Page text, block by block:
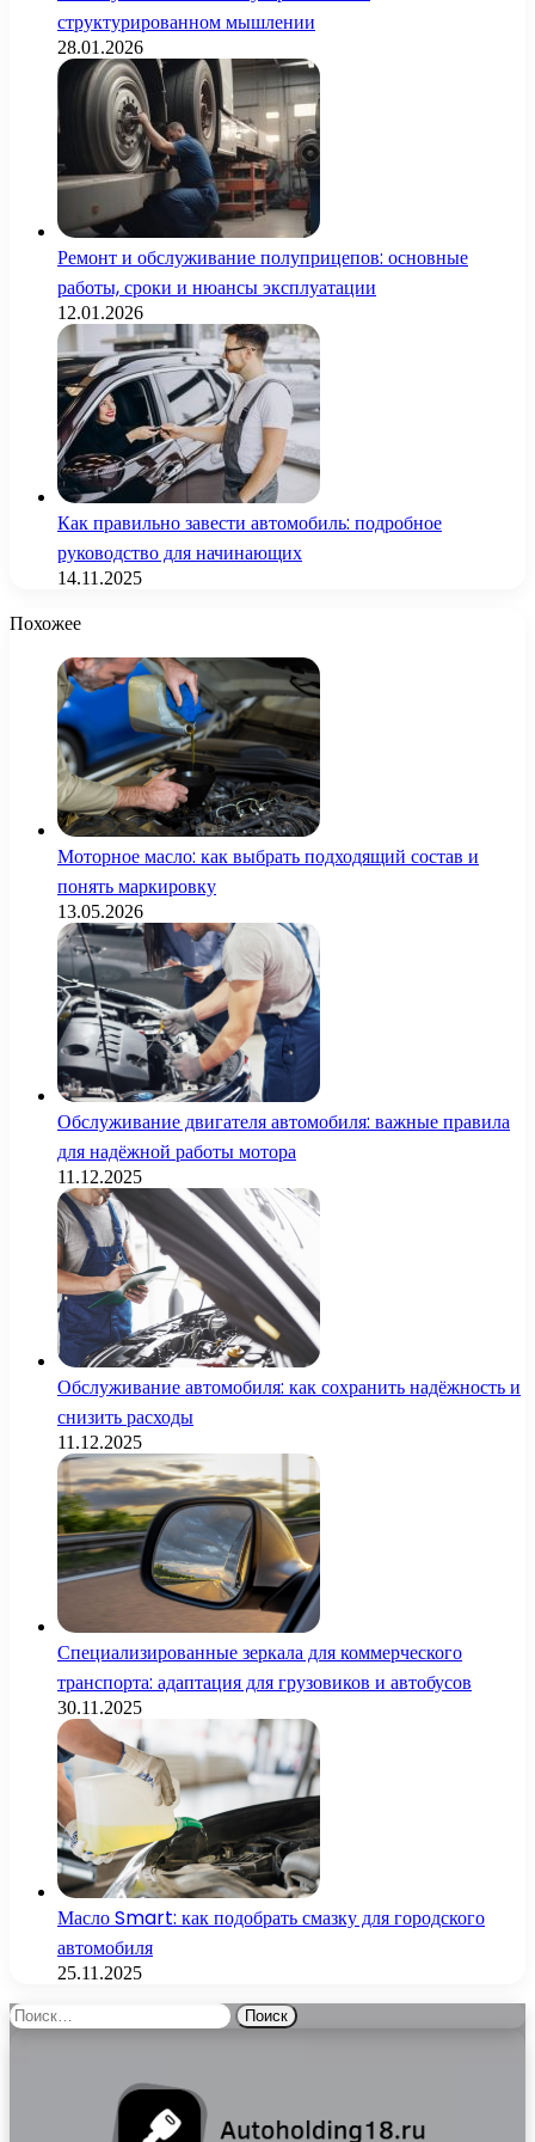
структурированном мышлении
28.01.2026
Ремонт и обслуживание полуприцепов: основные
работы, сроки и нюансы эксплуатации
12.01.2026
Как правильно завести автомобиль: подробное
руководство для начинающих
14.11.2025
Похожее
Моторное масло: как выбрать подходящий состав и
понять маркировку
13.05.2026
Обслуживание двигателя автомобиля: важные правила
для надёжной работы мотора
11.12.2025
Обслуживание автомобиля: как сохранить надёжность и
снизить расходы
11.12.2025
Специализированные зеркала для коммерческого
транспорта: адаптация для грузовиков и автобусов
30.11.2025
Масло Smart: как подобрать смазку для городского
автомобиля
25.11.2025
Найти: